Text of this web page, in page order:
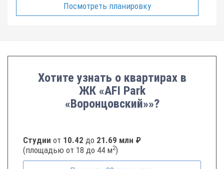
Посмотреть планировку
Хотите узнать о квартирах в
ЖК «AFI Park
«Воронцовский»»?
Студии от 10.42 до 21.69 млн ₽
(площадью от 18 до 44 м2)